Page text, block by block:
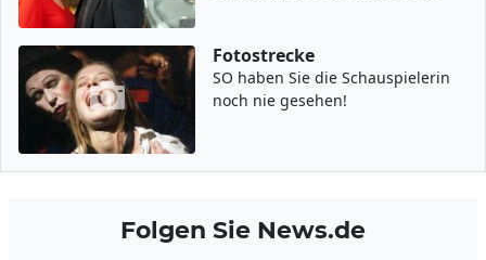
Fotostrecke
SO haben Sie die Schauspielerin
noch nie gesehen!
Folgen Sie News.de